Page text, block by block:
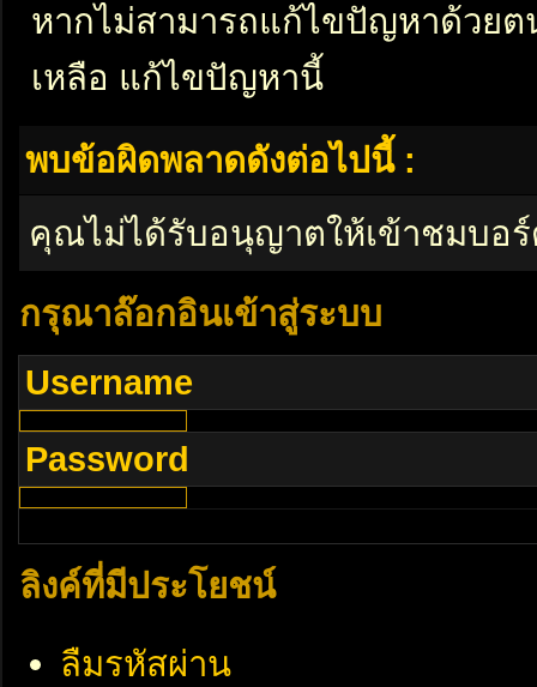
หากไม่สามารถแก้ไขปัญหาด้วย
เหลือ แก้ไขปัญหานี้
พบข้อผิดพลาดดังต่อไปนี้ :
คุณไม่ได้รับอนุญาตให้เข้าชมบอ
กรุณาล๊อกอินเข้าสู่ระบบ
Username
Password
ลิงค์ที่มีประโยชน์
ลืมรหัสผ่าน